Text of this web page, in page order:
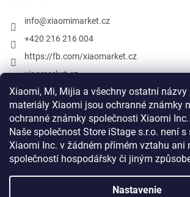
Xiaomi, Mi, Mijia a všechny ostatní
materiály Xiaomi jsou ochranné známky
ochranné známky společnosti Xiaomi Inc.
Naše společnost Store iStage s.r.o. není
Xiaomi Inc. v žádném přímém vztahu ani
společností hospodářsky či jiným
Nastavenie
Xiaomi, Mi, Mijia a všetky ostatné názvy a
info@xiaomimarket.cz
+420 216 216 004
https://fb.com/xiaomarket.cz
xiaomarket.cz
Vytvoril Shoptet
Copyright 2026XiaomiMarket.cz. Všetky